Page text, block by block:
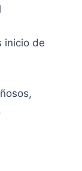
inicio de